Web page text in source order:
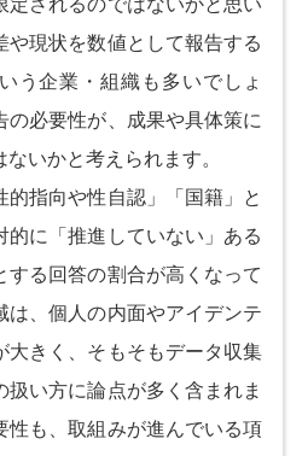
定されるのではないかと思い
や現状を数値として報告する
う企業・組織も多いでしょ
の必要性が、成果や具体策に
いかと考えられます。
的指向や性自認」「国籍」と
的に「推進していない」ある
する回答の割合が高くなって
は、個人の内面やアイデンテ
大きく、そもそもデータ収集
い方に論点が多く含まれま
性も、取組みが進んでいる項